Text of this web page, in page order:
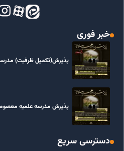
خبر فوری
پذیرش(تکمیل ظرفیت)
پذیرش مدرسه علمیه
دسترسی سریع